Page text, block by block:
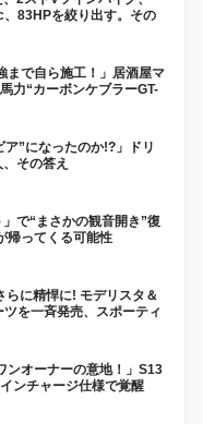
83HPを絞り出す。その
まで自ら施工！」居酒屋マ
力“カーボンケブラーGT-
ア”になったのか!?」ドリ
その答え
で“まさかの観音開き”復
帰ってくる可能性
らに精悍に! モデリスタ＆
を一斉発売、スポーティ
ンオーナーの意地！」S13
ンチャージ仕様で覚醒